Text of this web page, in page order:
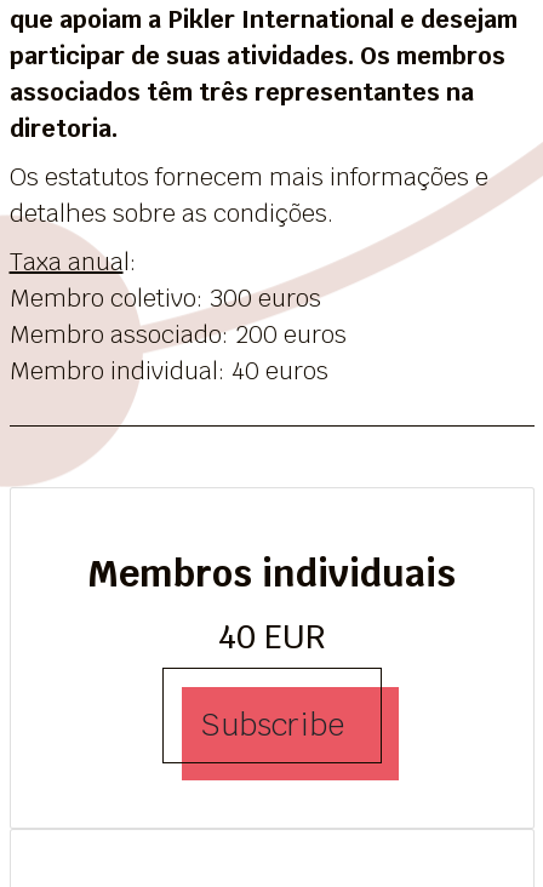
que apoiam a Pikler International e desejam
participar de suas atividades. Os membros
associados têm três representantes na
diretoria.
Os estatutos fornecem mais informações e
detalhes sobre as condições.
Taxa anual:
Membro coletivo: 300 euros
Membro associado: 200 euros
Membro individual: 40 euros
Membros individuais
40 EUR
Subscribe